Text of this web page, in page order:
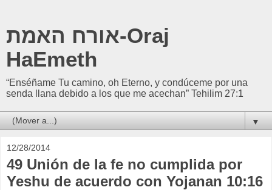
אורח האמת-Oraj
HaEmeth
“Enséñame Tu camino, oh Eterno, y condúceme por una
senda llana debido a los que me acechan” Tehilim 27:1
▼
12/28/2014
49 Unión de la fe no cumplida por
Yeshu de acuerdo con Yojanan 10:16